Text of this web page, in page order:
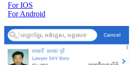
For IOS
For Android